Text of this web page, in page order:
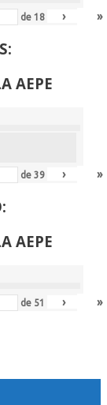
de18 › »
AEPE
de39 › »
AEPE
de 51 › »